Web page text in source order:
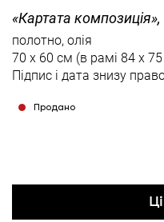
«Картата
полотно, олія
70 x 60 см (в рамі 84 x
Підпис і дата знизу
Продано